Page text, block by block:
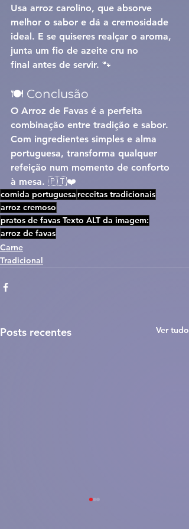
Usa arroz carolino, que absorve
melhor o sabor e dá a cremosidade
ideal. E se quiseres realçar o aroma,
junta um fio de azeite cru no
final antes de servir. 🐾
🍽️ Conclusão
O Arroz de Favas é a perfeita
combinação entre tradição e sabor.
Com ingredientes simples e alma
portuguesa, transforma qualquer
refeição num momento de conforto
à mesa. 🇵🇹❤️
comida portuguesa receitas tradicionais
arroz cremoso
pratos de favas Texto ALT da imagem:
arroz de favas
Carne
Tradicional
Posts recentes Ver tudo